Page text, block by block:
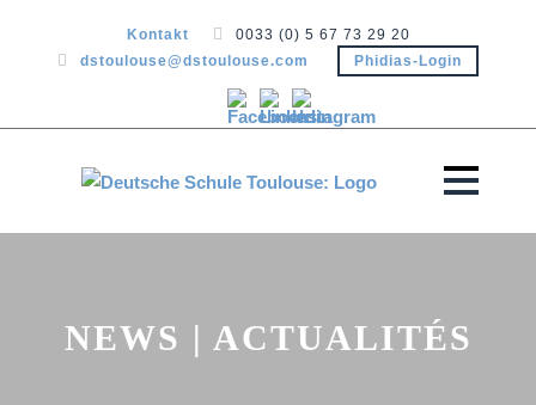
Kontakt
0033 (0) 5 67 73 29 20
dstoulouse@dstoulouse.com
Phidias-Login
NEWS | ACTUALITÉS